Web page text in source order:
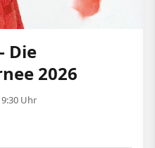
Die
2026
Uhr